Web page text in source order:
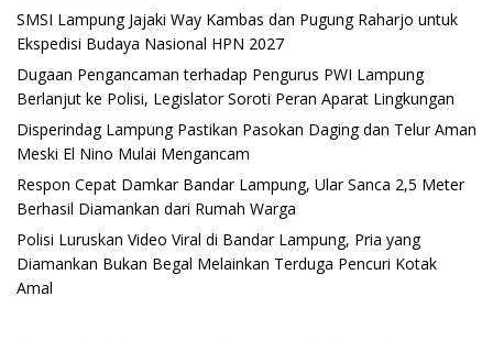
SMSI Lampung Jajaki Way Kambas dan Pugung Raharjo untuk
Ekspedisi Budaya Nasional HPN 2027
Dugaan Pengancaman terhadap Pengurus PWI Lampung
Berlanjut ke Polisi, Legislator Soroti Peran Aparat Lingkungan
Disperindag Lampung Pastikan Pasokan Daging dan Telur Aman
Meski El Nino Mulai Mengancam
Respon Cepat Damkar Bandar Lampung, Ular Sanca 2,5 Meter
Berhasil Diamankan dari Rumah Warga
Polisi Luruskan Video Viral di Bandar Lampung, Pria yang
Diamankan Bukan Begal Melainkan Terduga Pencuri Kotak
Amal